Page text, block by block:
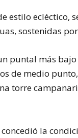
estilo ecléctico,
sostenidas
puntal más
de medio
torre
la